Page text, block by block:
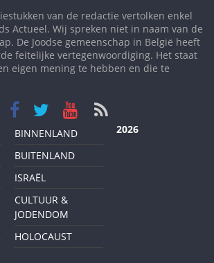
van de redactie vertolken enkel
Actueel. Wij spreken niet in naam van de
De Joodse gemeenschap in België heeft
feitelijke vertegenwoordiging. Het staat
eigen mening te hebben en die te
BINNENLAND
BUITENLAND
ISRAËL
CULTUUR &
JODENDOM
HOLOCAUST
2026